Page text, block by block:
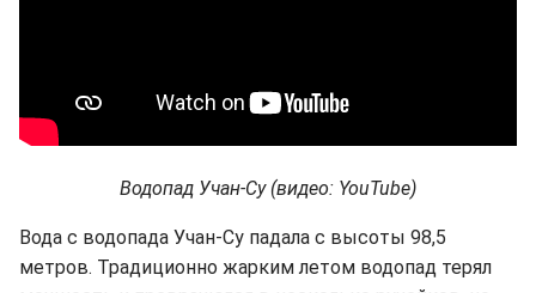
Водопад Учан-Су (видео: YouTube)
Вода с водопада Учан-Су падала с высоты 98,5
метров. Традиционно жарким летом водопад терял